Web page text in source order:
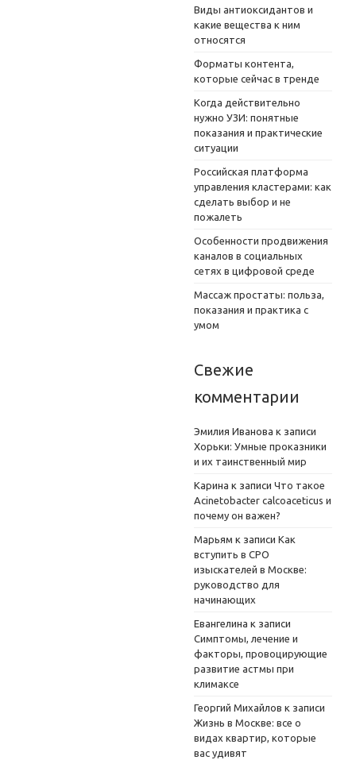
Виды антиоксидантов и
какие вещества к ним
относятся
Форматы контента,
которые сейчас в тренде
Когда действительно
нужно УЗИ: понятные
показания и практические
ситуации
Российская платформа
управления кластерами: как
сделать выбор и не
пожалеть
Особенности продвижения
каналов в социальных
сетях в цифровой среде
Массаж простаты: польза,
показания и практика с
умом
Свежие
комментарии
Эмилия Иванова к записи
Хорьки: Умные проказники
и их таинственный мир
Карина к записи Что такое
Acinetobacter calcoaceticus и
почему он важен?
Марьям к записи Как
вступить в СРО
изыскателей в Москве:
руководство для
начинающих
Евангелина к записи
Симптомы, лечение и
факторы, провоцирующие
развитие астмы при
климаксе
Георгий Михайлов к записи
Жизнь в Москве: все о
видах квартир, которые
вас удивят